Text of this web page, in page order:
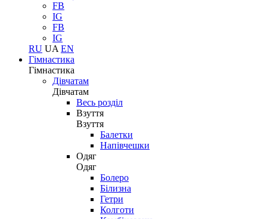
FB
IG
FB
IG
RU UA EN
Гімнастика
Гімнастика
Дівчатам
Дівчатам
Весь розділ
Взуття
Взуття
Балетки
Напівчешки
Одяг
Одяг
Болеро
Білизна
Гетри
Колготи